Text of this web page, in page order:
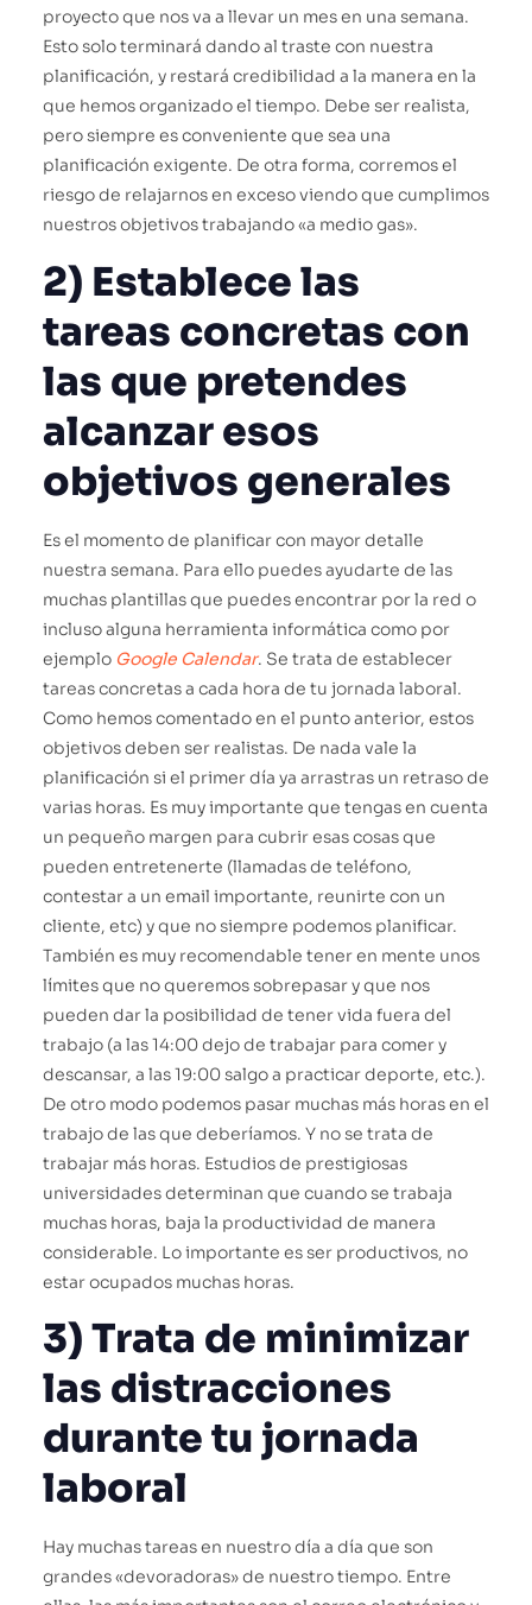
proyecto que nos va a llevar un mes en una semana.
Esto solo terminará dando al traste con nuestra
planificación, y restará credibilidad a la manera en la
que hemos organizado el tiempo. Debe ser realista,
pero siempre es conveniente que sea una
planificación exigente. De otra forma, corremos el
riesgo de relajarnos en exceso viendo que cumplimos
nuestros objetivos trabajando «a medio gas».
2) Establece las
tareas concretas con
las que pretendes
alcanzar esos
objetivos generales
Es el momento de planificar con mayor detalle
nuestra semana. Para ello puedes ayudarte de las
muchas plantillas que puedes encontrar por la red o
incluso alguna herramienta informática como por
ejemplo Google Calendar. Se trata de establecer
tareas concretas a cada hora de tu jornada laboral.
Como hemos comentado en el punto anterior, estos
objetivos deben ser realistas. De nada vale la
planificación si el primer día ya arrastras un retraso de
varias horas. Es muy importante que tengas en cuenta
un pequeño margen para cubrir esas cosas que
pueden entretenerte (llamadas de teléfono,
contestar a un email importante, reunirte con un
cliente, etc) y que no siempre podemos planificar.
También es muy recomendable tener en mente unos
límites que no queremos sobrepasar y que nos
pueden dar la posibilidad de tener vida fuera del
trabajo (a las 14:00 dejo de trabajar para comer y
descansar, a las 19:00 salgo a practicar deporte, etc.).
De otro modo podemos pasar muchas más horas en el
trabajo de las que deberíamos. Y no se trata de
trabajar más horas. Estudios de prestigiosas
universidades determinan que cuando se trabaja
muchas horas, baja la productividad de manera
considerable. Lo importante es ser productivos, no
estar ocupados muchas horas.
3) Trata de minimizar
las distracciones
durante tu jornada
laboral
Hay muchas tareas en nuestro día a día que son
grandes «devoradoras» de nuestro tiempo. Entre